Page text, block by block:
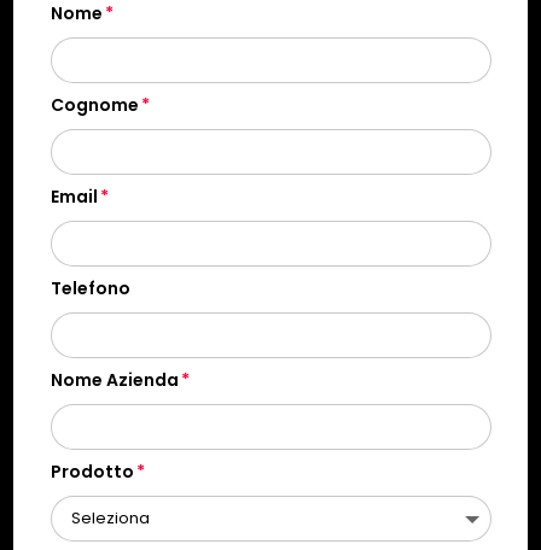
Nome
Cognome
Email
Telefono
Nome Azienda
Prodotto